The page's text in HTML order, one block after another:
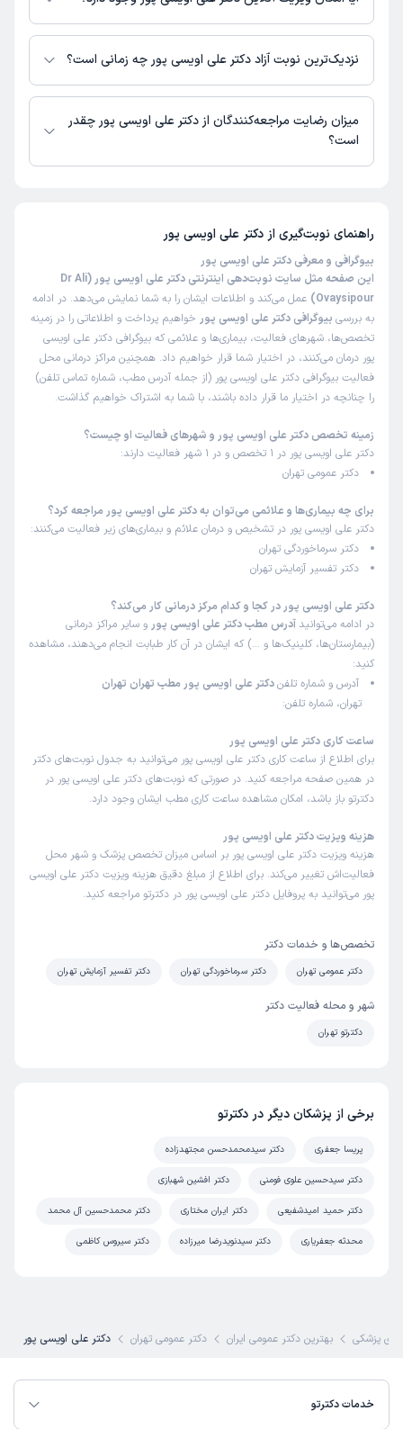
در حال حاضر اطلاعاتی درباره ارائه ویزیت آنلاین توسط دکتر علی اویسی پور در
دسترس نیست. برای دریافت اطلاعات دقیق‌تر، لطفاً با مطب تماس بگیرید.
نزدیک‌ترین نوبت آزاد دکتر علی اویسی پور چه زمانی است؟
زمان نوبت‌دهی و پذیرش بیماران با هماهنگی مطب مشخص می‌شود.
میزان رضایت مراجعه‌کنندگان از دکتر علی اویسی پور چقدر
است؟
راهنمای نوبت‌گیری از دکتر علی اویسی پور
بیوگرافی و معرفی دکتر علی اویسی پور
این صفحه مثل سایت نوبت‌دهی اینترنتی دکتر علی اویسی پور (Dr Ali
Ovaysipour)
عمل می‌کند و اطلاعات ایشان را به شما نمایش می‌دهد. در ادامه
به بررسی بیوگرافی دکتر علی اویسی پور خواهیم پرداخت و اطلاعاتی را در زمینه
تخصص‌ها، شهرهای فعالیت، بیماری‌ها و علائمی که بیوگرافی دکتر علی اویسی
پور درمان می‌کنند، در اختیار شما قرار خواهیم داد. همچنین مراکز درمانی محل
فعالیت بیوگرافی دکتر علی اویسی پور (از جمله آدرس مطب، شماره تماس تلفن)
را چنانچه در اختیار ما قرار داده باشند، با شما به اشتراک خواهیم گذاشت.
زمینه تخصص دکتر علی اویسی پور و شهرهای فعالیت او چیست؟
دکتر علی اویسی پور در 1 تخصص و در 1 شهر فعالیت دارند:
دکتر عمومی تهران
برای چه بیماری‌ها و علائمی می‌توان به دکتر علی اویسی پور مراجعه کرد؟
دکتر علی اویسی پور در تشخیص و درمان علائم و بیماری‌های زیر فعالیت می‌کنند:
دکتر سرماخوردگی تهران
دکتر تفسیر آزمایش تهران
دکتر علی اویسی پور در کجا و کدام مرکز درمانی کار می‌کند؟
در ادامه می‌توانید آدرس مطب دکتر علی اویسی پور و سایر مراکز درمانی
(بیمارستان‌ها، کلینیک‌ها و …) که ایشان در آن کار طبابت انجام می‌دهند، مشاهده
کنید:
آدرس و شماره تلفندکتر علی اویسی پور مطب تهران تهران
تهران، شماره تلفن:
ساعت کاری دکتر علی اویسی پور
برای اطلاع از ساعت کاری دکتر علی اویسی پور می‌توانید به جدول نوبت‌های دکتر
در همین صفحه مراجعه کنید. در صورتی که نوبت‌های دکتر علی اویسی پور در
دکترتو باز باشد، امکان مشاهده ساعت کاری مطب ایشان وجود دارد.
هزینه ویزیت دکتر علی اویسی پور
هزینه ویزیت دکتر علی اویسی پور بر اساس میزان تخصص پزشک و شهر محل
فعالیت‌اش تغییر می‌کند. برای اطلاع از مبلغ دقیق هزینه ویزیت دکتر علی اویسی
پور می‌توانید به پروفایل دکتر علی اویسی پور در دکترتو مراجعه کنید.
تخصص‌ها و خدمات دکتر
دکتر عمومی تهران دکتر سرماخوردگی تهران دکتر تفسیر آزمایش تهران
شهر و محله فعالیت دکتر
دکترتو تهران
برخی از پزشکان دیگر در دکترتو
پریسا جعفری دکتر سیدمحمدحسن مجتهدزاده
دکتر سیدحسین علوی فومنی دکتر افشین شهبازی
دکتر حمید امیدشفیعی دکتر ایران مختاری دکتر محمدحسین آل محمد
محدثه جعفریاری دکتر سیدنویدرضا میرزاده دکتر سیروس کاظمی
پزشکی بهترین دکتر عمومی ایران دکتر عمومی تهران دکتر علی اویسی پور
خدمات دکترتو